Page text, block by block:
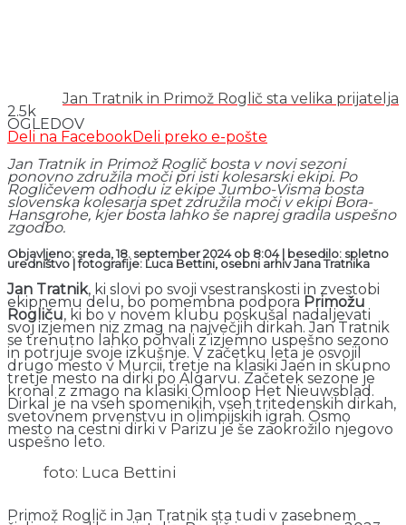
Jan Tratnik in Primož Roglič sta velika prijatelja
2.5k
OGLEDOV
Deli na FacebookDeli preko e-pošte
Jan Tratnik in Primož Roglič bosta v novi sezoni
ponovno združila moči pri isti kolesarski ekipi. Po
Rogličevem odhodu iz ekipe Jumbo-Visma bosta
slovenska kolesarja spet združila moči v ekipi Bora-
Hansgrohe, kjer bosta lahko še naprej gradila uspešno
zgodbo.
Objavljeno: sreda, 18. september 2024 ob 8:04 | besedilo: spletno
uredništvo | fotografije: Luca Bettini, osebni arhiv Jana Tratnika
Jan Tratnik, ki slovi po svoji vsestranskosti in zvestobi
ekipnemu delu, bo pomembna podpora Primožu
Rogliču, ki bo v novem klubu poskušal nadaljevati
svoj izjemen niz zmag na največjih dirkah. Jan Tratnik
se trenutno lahko pohvali z izjemno uspešno sezono
in potrjuje svoje izkušnje. V začetku leta je osvojil
drugo mesto v Murcii, tretje na klasiki Jaen in skupno
tretje mesto na dirki po Algarvu. Začetek sezone je
kronal z zmago na klasiki Omloop Het Nieuwsblad.
Dirkal je na vseh spomenikih, vseh tritedenskih dirkah,
svetovnem prvenstvu in olimpijskih igrah. Osmo
mesto na cestni dirki v Parizu je še zaokrožilo njegovo
uspešno leto.
foto: Luca Bettini
Primož Roglič in Jan Tratnik sta tudi v zasebnem